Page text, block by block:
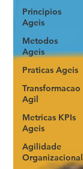
Principios
Ageis
Metodos
Ageis
Praticas Ageis
Transformacao
Agil
Metricas KPIs
Ageis
Agilidade
Organizacional